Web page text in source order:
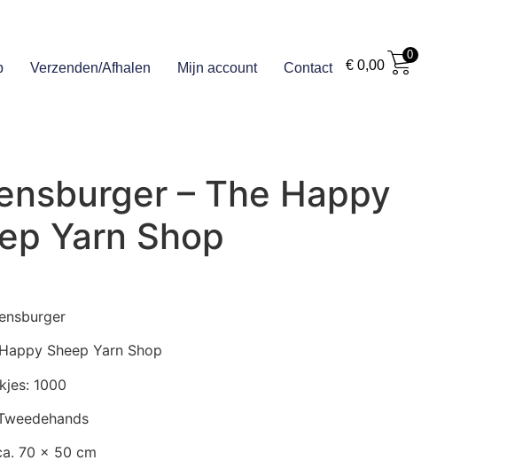
Verzenden/Afhalen Mijn account Contact €0,00
0
– The Happy
Yarn Shop
Sheep Yarn Shop
1000
70 x 50 cm